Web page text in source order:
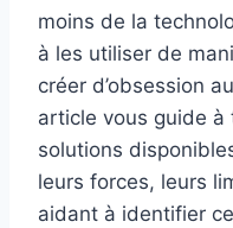
moins de la
à les utiliser de
créer d’obsession
article vous guide à
solutions
leurs forces, leurs
aidant à identifier